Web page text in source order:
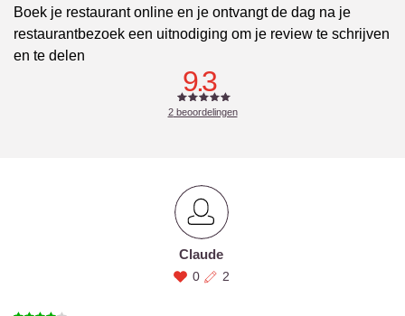
Boek je restaurant online en je ontvangt de dag na je
restaurantbezoek een uitnodiging om je review te schrijven
en te delen
9.3
2beoordelingen
Claude
0 2